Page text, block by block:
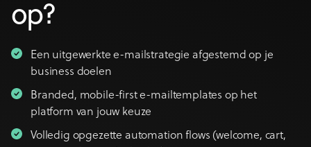
op?
Een uitgewerkte e-mailstrategie afgestemd op je
business doelen
Branded, mobile-first e-mailtemplates op het
platform van jouw keuze
Volledig opgezette automation flows (welcome, cart,